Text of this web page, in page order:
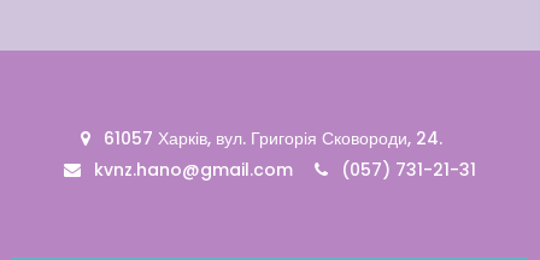
61057 Харків, вул. Григорія Сковороди, 24.
kvnz.hano@gmail.com
(057) 731-21-31